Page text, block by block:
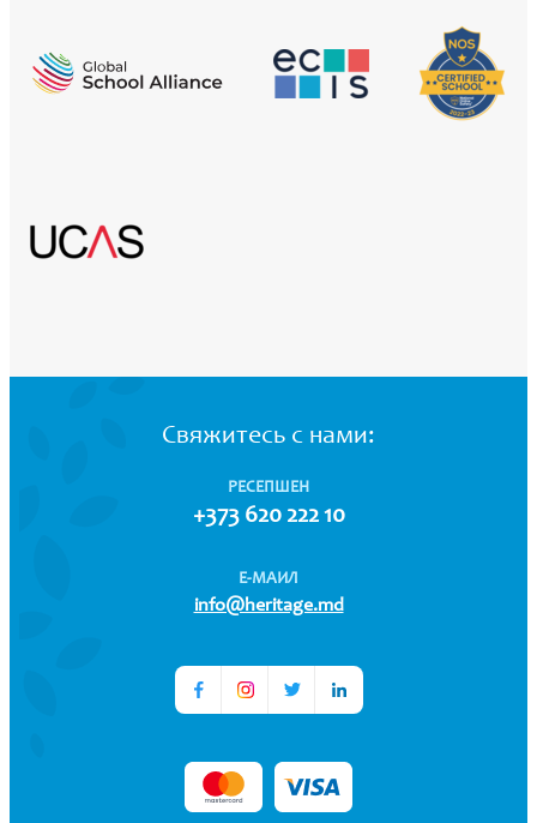
Свяжитесь с нами:
РЕСЕПШЕН
+373 620 222 10
Е-МАИЛ
info@heritage.md